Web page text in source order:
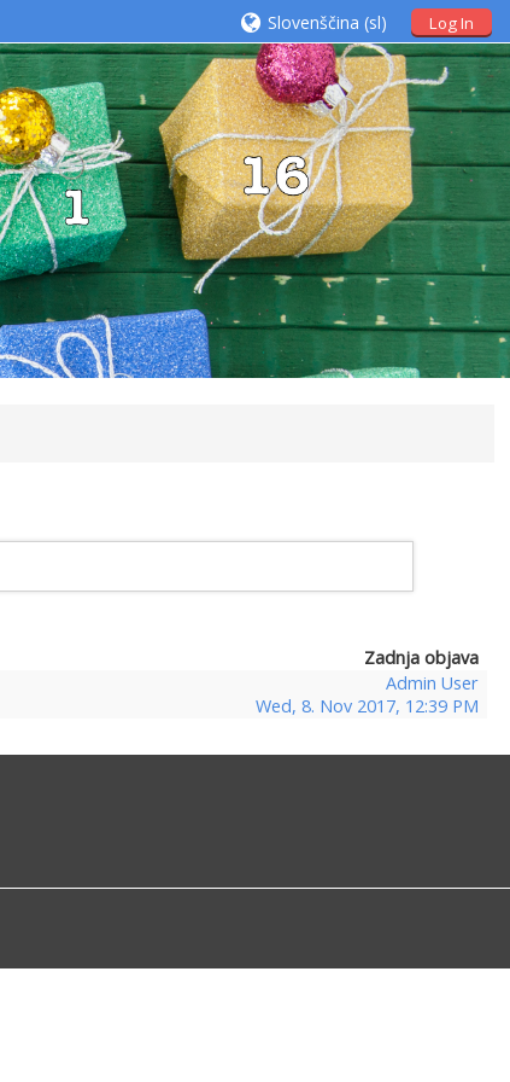
Log In
Slovenščina ‎(sl)‎
Zadnja objava
Admin User
Wed, 8. Nov 2017, 12:39 PM